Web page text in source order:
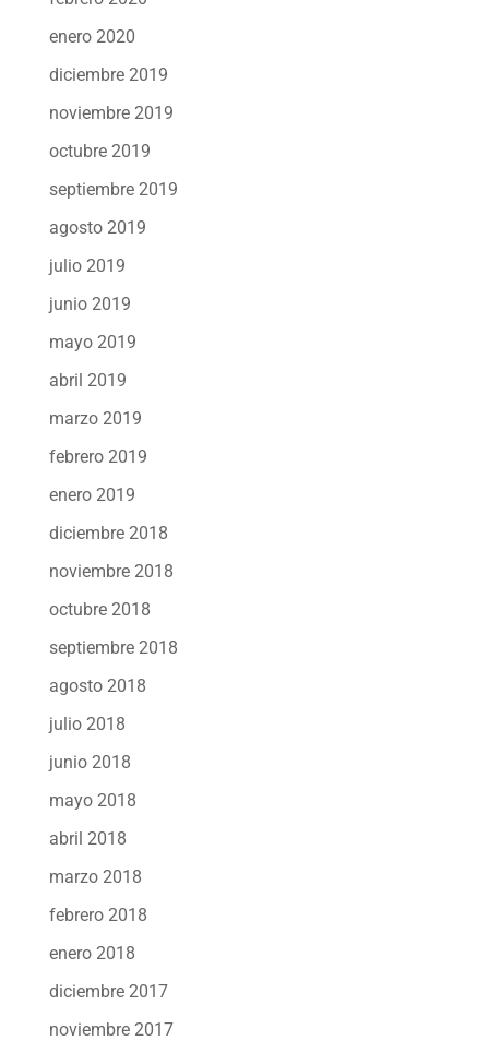
enero 2020
diciembre 2019
noviembre 2019
octubre 2019
septiembre 2019
agosto 2019
julio 2019
junio 2019
mayo 2019
abril 2019
marzo 2019
febrero 2019
enero 2019
diciembre 2018
noviembre 2018
octubre 2018
septiembre 2018
agosto 2018
julio 2018
junio 2018
mayo 2018
abril 2018
marzo 2018
febrero 2018
enero 2018
diciembre 2017
noviembre 2017